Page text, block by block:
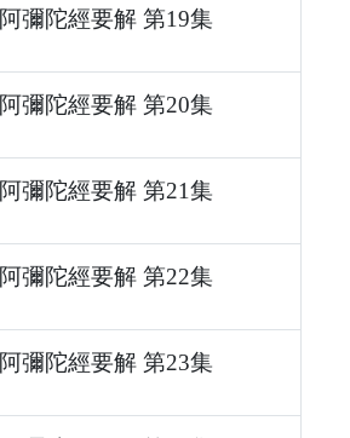
阿彌陀經要解 第19集
阿彌陀經要解 第20集
阿彌陀經要解 第21集
阿彌陀經要解 第22集
阿彌陀經要解 第23集